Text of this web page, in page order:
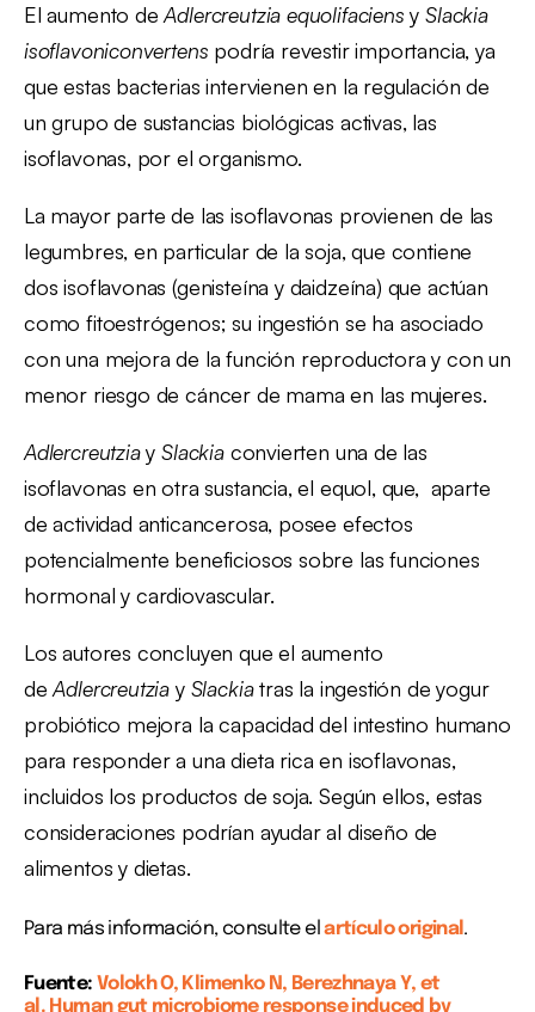
El aumento deAdlercreutzia equolifaciens ySlackia
isoflavoniconvertens podría revestir importancia, ya
que estas bacterias intervienen en la regulación de
un grupo de sustancias biológicas activas, las
isoflavonas, por el organismo.
La mayor parte de las isoflavonas provienen de las
legumbres, en particular de la soja, que contiene
dos isoflavonas (genisteína y daidzeína) que actúan
como fitoestrógenos; su ingestión se ha asociado
con una mejora de la función reproductora y con un
menor riesgo de cáncer de mama en las mujeres.
AdlercreutziaySlackiaconvierten una de las
isoflavonas en otra sustancia, el equol, que, aparte
de actividad anticancerosa, posee efectos
potencialmente beneficiosos sobre las funciones
hormonal y cardiovascular.
Los autores concluyen que el aumento
deAdlercreutzia y Slackiatras la ingestión de yogur
probiótico mejora la capacidad del intestino humano
para responder a una dieta rica en isoflavonas,
incluidos los productos de soja. Según ellos, estas
consideraciones podrían ayudar al diseño de
alimentos y dietas.
Para más información, consulte elartículo original .
Fuente: Volokh O, Klimenko N, Berezhnaya Y, et
al. Human gut microbiome response induced by